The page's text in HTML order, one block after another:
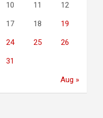
10 11 12
17 18 19
24 25 26
31
Aug »